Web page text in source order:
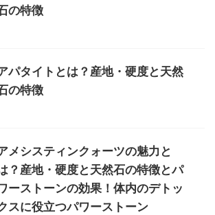
の特徴
パタイトとは？産地・硬度と天然
の特徴
メシスティンクォーツの魅力と
？産地・硬度と天然石の特徴とパ
ーストーンの効果！体内のデトッ
スに役立つパワーストーン